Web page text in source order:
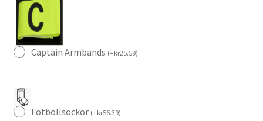
(+
Korta
byxor)
mängdCaptain Armbands (+kr25.59)
Fotbollsockor (+kr56.39)